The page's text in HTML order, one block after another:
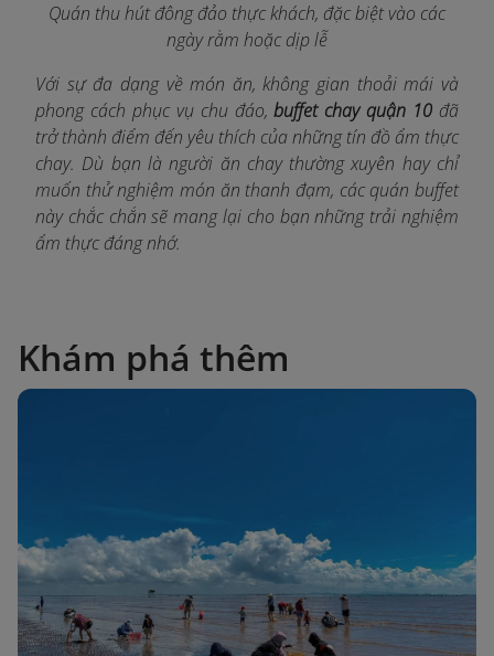
Quán thu hút đông đảo thực khách, đặc biệt vào các
ngày rằm hoặc dịp lễ
Với sự đa dạng về món ăn, không gian thoải mái và
phong cách phục vụ chu đáo,buffet chay quận 10 đã
trở thành điểm đến yêu thích của những tín đồ ẩm thực
chay. Dù bạn là người ăn chay thường xuyên hay chỉ
muốn thử nghiệm món ăn thanh đạm, các quán buffet
này chắc chắn sẽ mang lại cho bạn những trải nghiệm
ẩm thực đáng nhớ.
Khám phá thêm